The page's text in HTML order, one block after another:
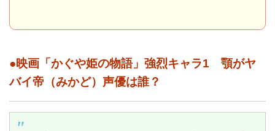
●映画「かぐや姫の物語」強烈キャラ1 顎がヤ
バイ帝（みかど）声優は誰？